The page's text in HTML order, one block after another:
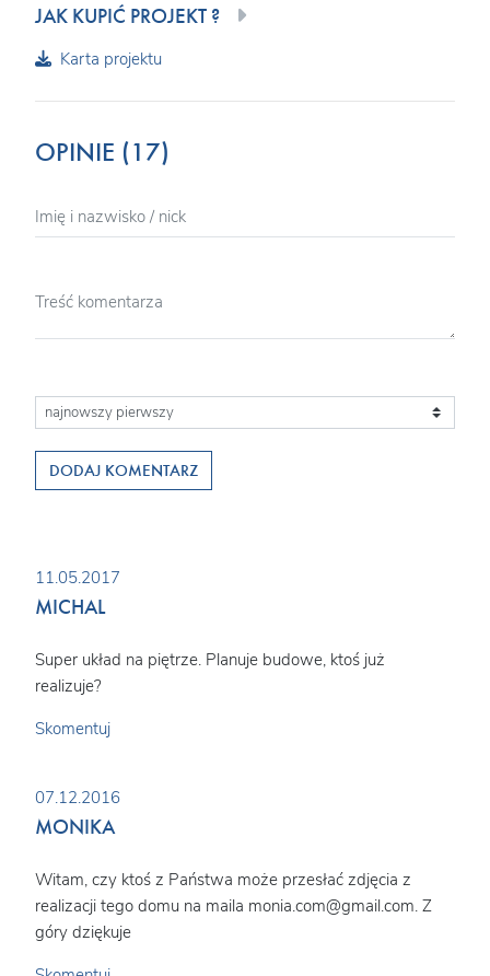
JAK KUPIĆ PROJEKT ?
Karta projektu
OPINIE (17)
DODAJ KOMENTARZ
11.05.2017
MICHAL
Super układ na piętrze. Planuje budowe, ktoś już
realizuje?
Skomentuj
07.12.2016
MONIKA
Witam, czy ktoś z Państwa może przesłać zdjęcia z
realizacji tego domu na maila monia.com@gmail.com. Z
góry dziękuje